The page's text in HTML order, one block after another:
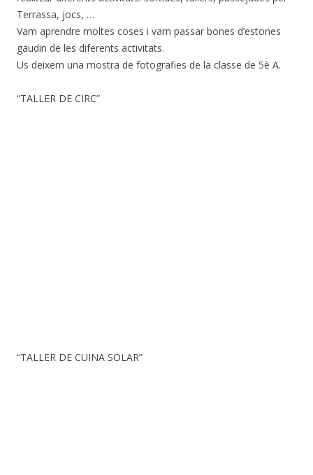
Terrassa, jocs, …
Vam aprendre moltes coses i vam passar bones d’estones
gaudin de les diferents activitats.
Us deixem una mostra de fotografies de la classe de 5è A.
“TALLER DE CIRC”
“TALLER DE CUINA SOLAR”